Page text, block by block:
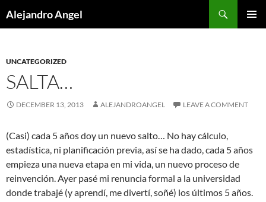
toAlejandro Angel
UNCATEGORIZED
SALTA…
DECEMBER 13, 2013 ALEJANDROANGEL LEAVE A COMMENT
(Casi) cada 5 años doy un nuevo salto… No hay cálculo,
estadística, ni planificación previa, así se ha dado, cada 5 años
empieza una nueva etapa en mi vida, un nuevo proceso de
reinvención. Ayer pasé mi renuncia formal a la universidad
donde trabajé (y aprendí, me divertí, soñé) los últimos 5 años.